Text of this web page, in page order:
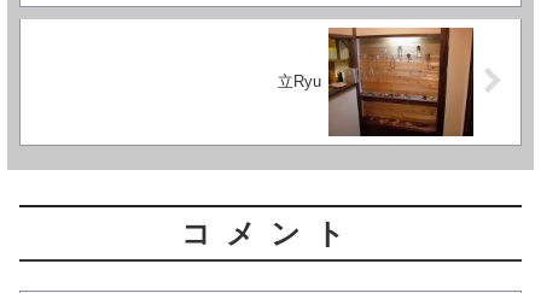
立Ryu
コメント